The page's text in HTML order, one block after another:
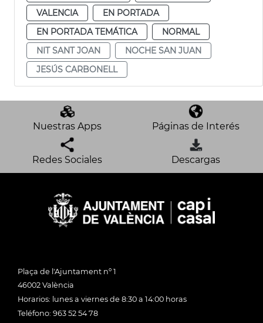
VALENCIA
EN PORTADA
EN PORTADA TEMÁTICA
NORMAL
NIT SANT JOAN
NOCHE SAN JUAN
JESÚS CARBONELL
Nuestras Apps Páginas de Interés
Redes Sociales Descargas
Plaça de l'Ajuntament nº 1
46002 València
Horarios: lunes a viernes de 8:30 a 14:00 horas
Teléfono: 963 52 54 78